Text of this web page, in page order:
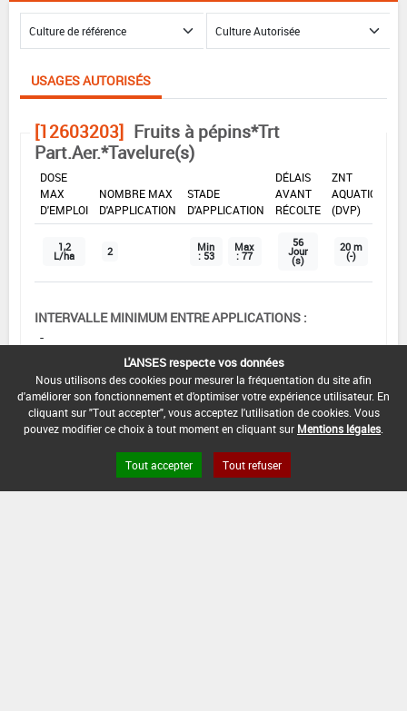
USAGES AUTORISÉS
[12603203] Fruits à pépins*Trt
Part.Aer.*Tavelure(s)
DOSE
MAX
D'EMPLOI
NOMBRE MAX
D'APPLICATION
STADE
D'APPLICATION
DÉLAIS
AVANT
RÉCOLTE
ZNT
AQUATIQUE
(DVP)
1,2
L/ha 2 Min
: 53
Max
: 77
56
Jour
(s)
20 m
(-)
INTERVALLE MINIMUM ENTRE APPLICATIONS :
-
DISTANCE DE SÉCURITÉ RIVERAIN ET PERSONNES
PRÉSENTES :
Se référer à la catégorie « RIVERAINS » dans la
rubrique « conditions d'emploi générales » ci-dessus.
dans l'AMM, l'arrêté du 4 mai 2017 relatif à la mise sur
L'ANSES respecte vos données
Nous utilisons des cookies pour mesurer la fréquentation du site afin
d'améliorer son fonctionnement et d'optimiser votre expérience utilisateur. En
cliquant sur "Tout accepter", vous acceptez l'utilisation de cookies. Vous
pouvez modifier ce choix à tout moment en cliquant sur Mentions légales
Tout accepter Tout refuser